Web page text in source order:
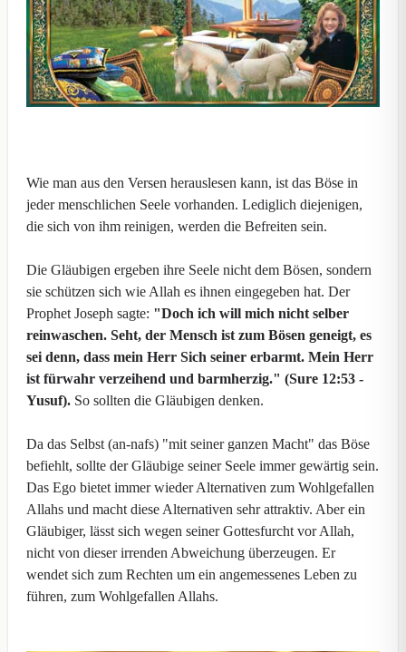
Wie man aus den Versen herauslesen kann, ist das Böse in
jeder menschlichen Seele vorhanden. Lediglich diejenigen,
die sich von ihm reinigen, werden die Befreiten sein.
Die Gläubigen ergeben ihre Seele nicht dem Bösen, sondern
sie schützen sich wie Allah es ihnen eingegeben hat. Der
Prophet Joseph sagte: "Doch ich will mich nicht selber
reinwaschen. Seht, der Mensch ist zum Bösen geneigt, es
sei denn, dass mein Herr Sich seiner erbarmt. Mein Herr
ist fürwahr verzeihend und barmherzig." (Sure 12:53 -
Yusuf). So sollten die Gläubigen denken.
Da das Selbst (an-nafs) "mit seiner ganzen Macht" das Böse
befiehlt, sollte der Gläubige seiner Seele immer gewärtig sein.
Das Ego bietet immer wieder Alternativen zum Wohlgefallen
Allahs und macht diese Alternativen sehr attraktiv. Aber ein
Gläubiger, lässt sich wegen seiner Gottesfurcht vor Allah,
nicht von dieser irrenden Abweichung überzeugen. Er
wendet sich zum Rechten um ein angemessenes Leben zu
führen, zum Wohlgefallen Allahs.